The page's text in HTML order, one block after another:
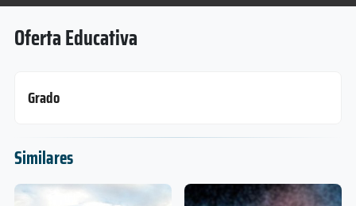
Oferta Educativa
Grado
Actuario
Similares